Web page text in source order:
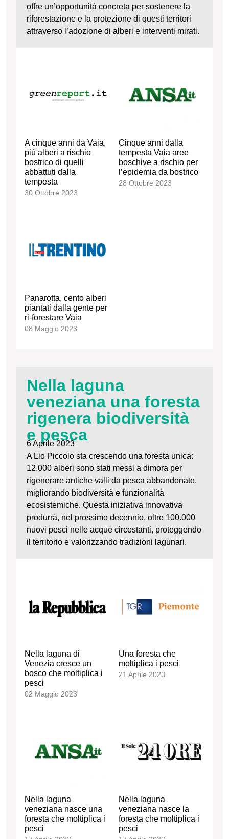
offre un’opportunità concreta per sostenere la
riforestazione e la protezione di questi territori
attraverso l’adozione di alberi e interventi mirati.
A cinque anni da Vaia,
più alberi a rischio
bostrico di quelli
abbattuti dalla
tempesta
30 Ottobre 2023
Cinque anni dalla
tempesta Vaia aree
boschive a rischio per
l’epidemia da bostrico
28 Ottobre 2023
Panarotta, cento alberi
piantati dalla gente per
ri-forestare Vaia
08 Maggio 2023
Nella laguna
veneziana una foresta
rigenera biodiversità
e pesca
6 Aprile 2023
A Lio Piccolo sta crescendo una foresta unica:
12.000 alberi sono stati messi a dimora per
rigenerare antiche valli da pesca abbandonate,
migliorando biodiversità e funzionalità
ecosistemiche. Questa iniziativa innovativa
produrrà, nel prossimo decennio, oltre 100.000
nuovi pesci nelle acque circostanti, proteggendo
il territorio e valorizzando tradizioni lagunari.
Nella laguna di
Venezia cresce un
bosco che moltiplica i
pesci
02 Maggio 2023
Una foresta che
moltiplica i pesci
21 Aprile 2023
Nella laguna
veneziana nasce una
foresta che moltiplica i
pesci
Nella laguna
veneziana nasce la
foresta che moltiplica i
pesci